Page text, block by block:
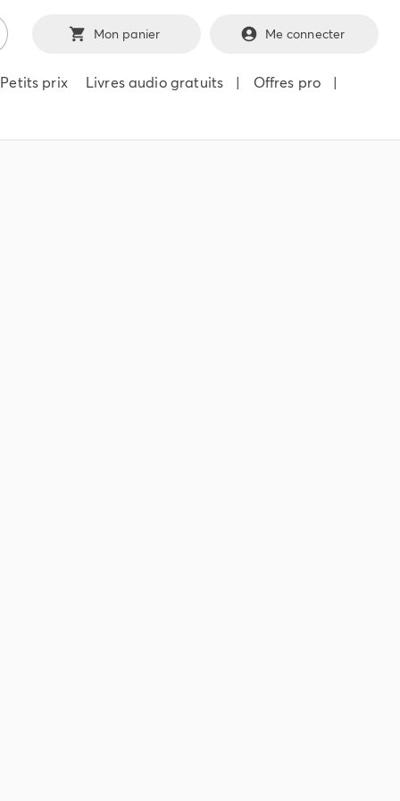
Mon panier Me connecter
Petits prix Livres audio gratuits | Offres pro
|